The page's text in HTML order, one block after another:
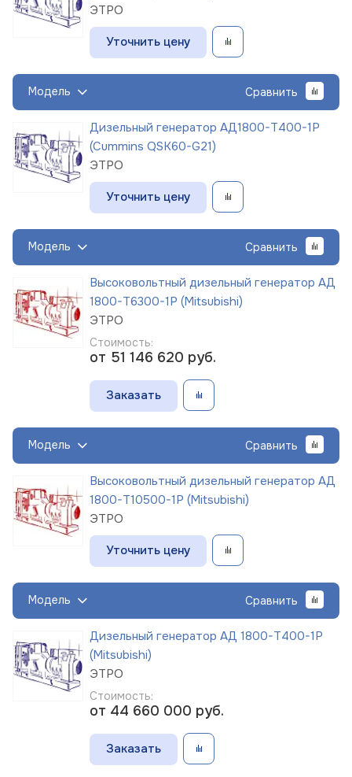
ЭТРО
Уточнить цену
Модель Сравнить
Дизельный генератор АД1800-Т400-1Р
(Cummins QSK60-G21)
ЭТРО
Уточнить цену
Модель Сравнить
Высоковольтный дизельный генератор АД
1800-Т6300-1Р (Mitsubishi)
ЭТРО
Стоимость:
от 51 146 620 руб.
Заказать
Модель Сравнить
Высоковольтный дизельный генератор АД
1800-Т10500-1Р (Mitsubishi)
ЭТРО
Уточнить цену
Модель Сравнить
Дизельный генератор АД 1800-Т400-1Р
(Mitsubishi)
ЭТРО
Стоимость:
от 44 660 000 руб.
Заказать